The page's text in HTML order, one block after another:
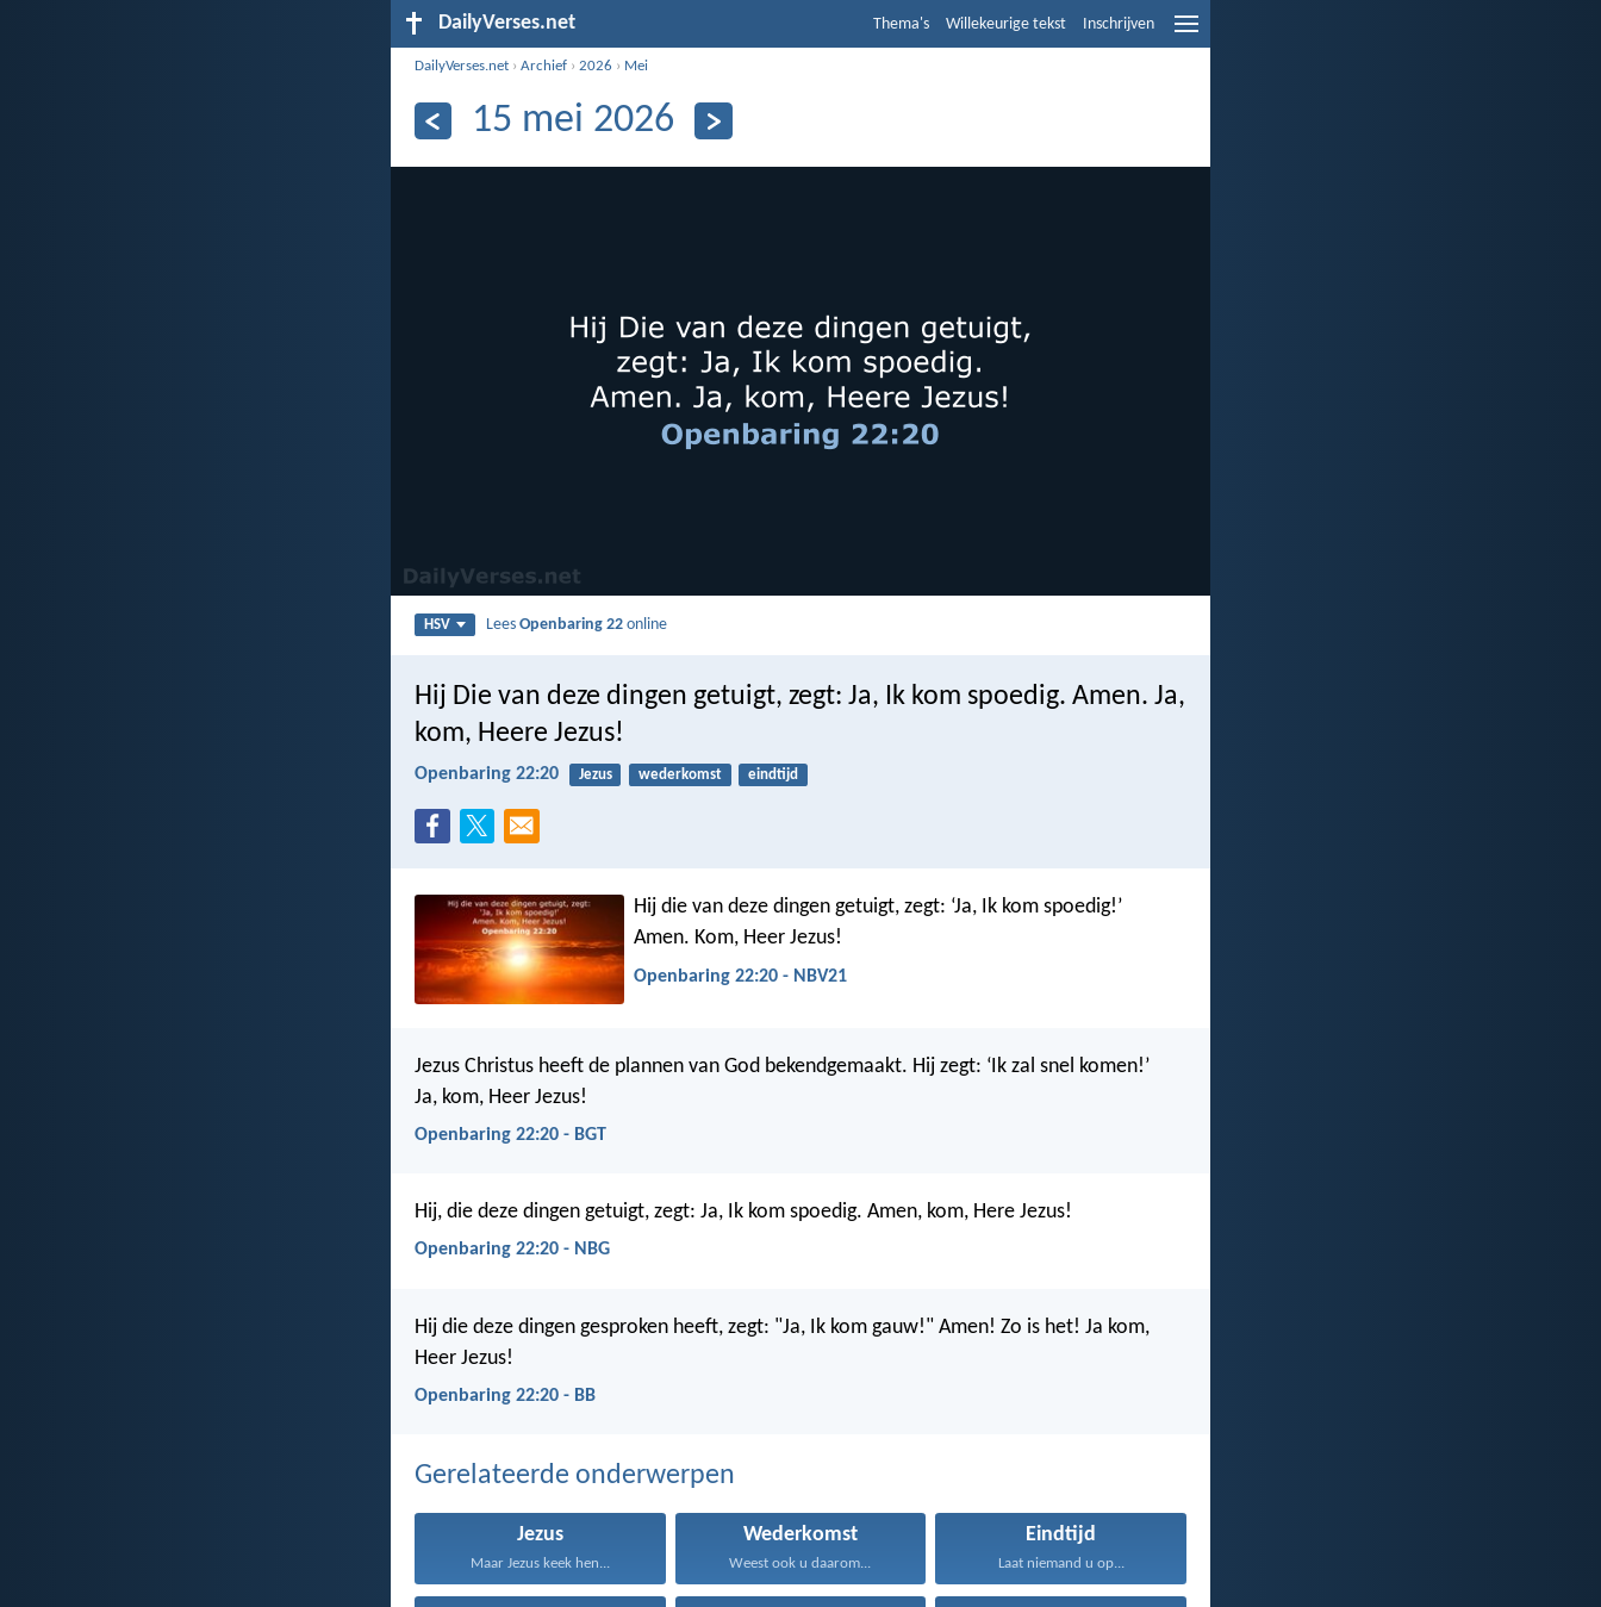
DailyVerses.net Thema's Willekeurige tekst Inschrijven
DailyVerses.net ›Archief ›2026 › Mei
15 mei 2026
HSV LeesOpenbaring 22 online
Hij Die van deze dingen getuigt, zegt: Ja, Ik kom spoedig. Amen. Ja,
kom, Heere Jezus!
Openbaring 22:20 Jezus wederkomst eindtijd
Hij die van deze dingen getuigt, zegt: ‘Ja, Ik kom spoedig!’
Amen. Kom, Heer Jezus!
Openbaring 22:20 - NBV21
Jezus Christus heeft de plannen van God bekendgemaakt. Hij zegt: ‘Ik zal snel komen!’
Ja, kom, Heer Jezus!
Openbaring 22:20 - BGT
Hij, die deze dingen getuigt, zegt: Ja, Ik kom spoedig. Amen, kom, Here Jezus!
Openbaring 22:20 - NBG
Hij die deze dingen gesproken heeft, zegt: "Ja, Ik kom gauw!" Amen! Zo is het! Ja kom,
Heer Jezus!
Openbaring 22:20 - BB
Gerelateerde onderwerpen
Jezus
Maar Jezus keek hen...
Wederkomst
Weest ook u daarom...
Eindtijd
Laat niemand u op...